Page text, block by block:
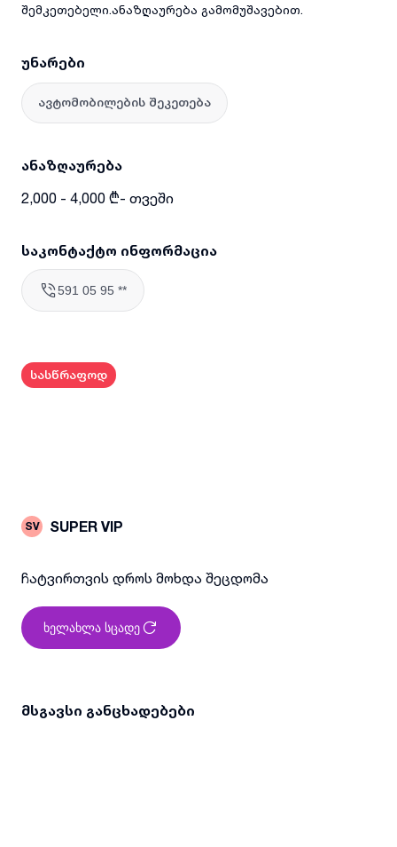
შემკეთებელი.ანაზღაურება გამომუშავებით.
უნარები
ავტომობილების შეკეთება
ანაზღაურება
2,000 - 4,000 ₾- თვეში
საკონტაქტო ინფორმაცია
591 05 95 **
სასწრაფოდ
SV SUPER VIP
ჩატვირთვის დროს მოხდა შეცდომა
ხელახლა სცადე
მსგავსი განცხადებები